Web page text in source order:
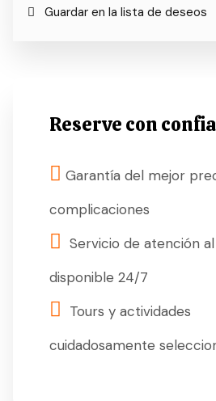
Guardar en la lista de deseos
Reserve con
Garantía del mejor
complicaciones
Servicio de atención
disponible 24/7
Tours y actividades
cuidadosamente